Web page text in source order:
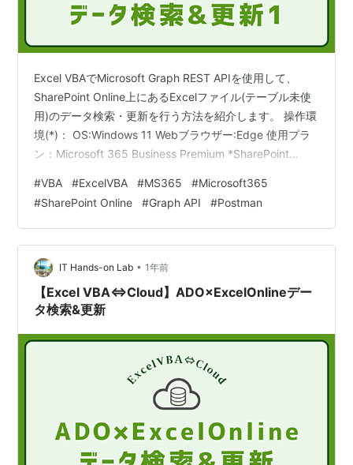
Excel VBAでMicrosoft Graph REST APIを使用して、
SharePoint Online上にあるExcelファイル(テーブル未使
用)のデータ検索・更新を行う方法を紹介します。 操作環
境(*)： OS:Windows 11 Webブラウザー:Edge 使用プラ
ン：Microsoft 365 Business Premium *SharePoint
APIにアクセスできる組織アカウントでサインインしてい
ること なお、この記事では、VBAの使用許可や開発メニ
ュー表示といった初期設定や、VBAエ…
#VBA #ExcelVBA #MS365 #Microsoft365
#SharePoint Online #Graph API #Postman
IT Hands-on Lab • 1年前
【Excel VBA⇔Cloud】ADO×ExcelOnlineデー
タ検索&更新